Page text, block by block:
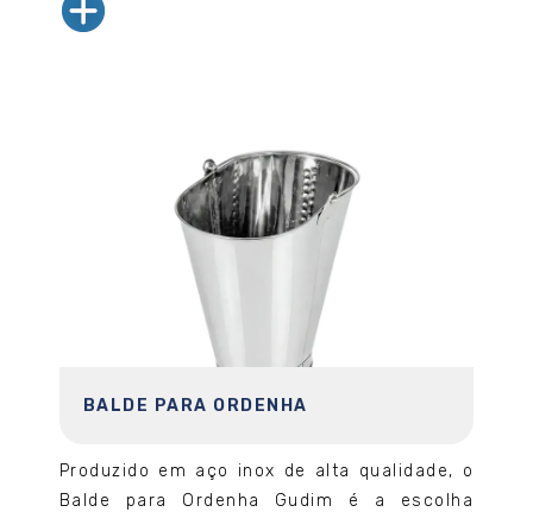
BALDE PARA ORDENHA
Produzido em aço inox de alta qualidade, o
Balde para Ordenha Gudim é a escolha